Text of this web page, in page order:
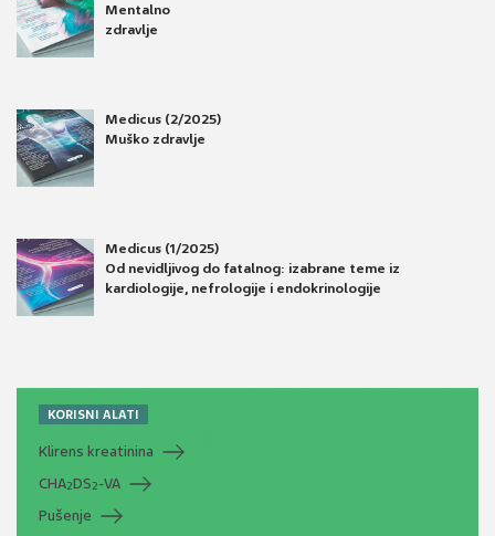
Mentalno
zdravlje
Medicus (2/2025)
Muško zdravlje
Medicus (1/2025)
Od nevidljivog do fatalnog: izabrane teme iz
kardiologije, nefrologije i endokrinologije
KORISNI ALATI
Klirens kreatinina
CHA2DS2-VA
Pušenje